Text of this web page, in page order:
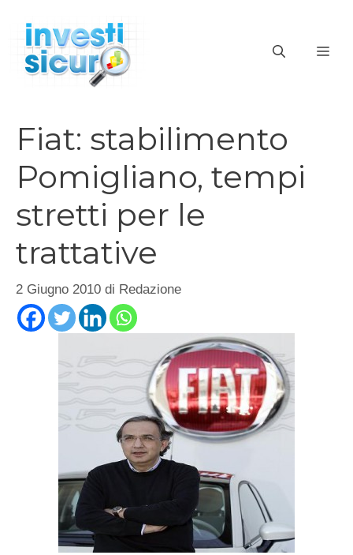
contenuto
Fiat: stabilimento
Pomigliano, tempi
stretti per le
trattative
2 Giugno 2010 di Redazione